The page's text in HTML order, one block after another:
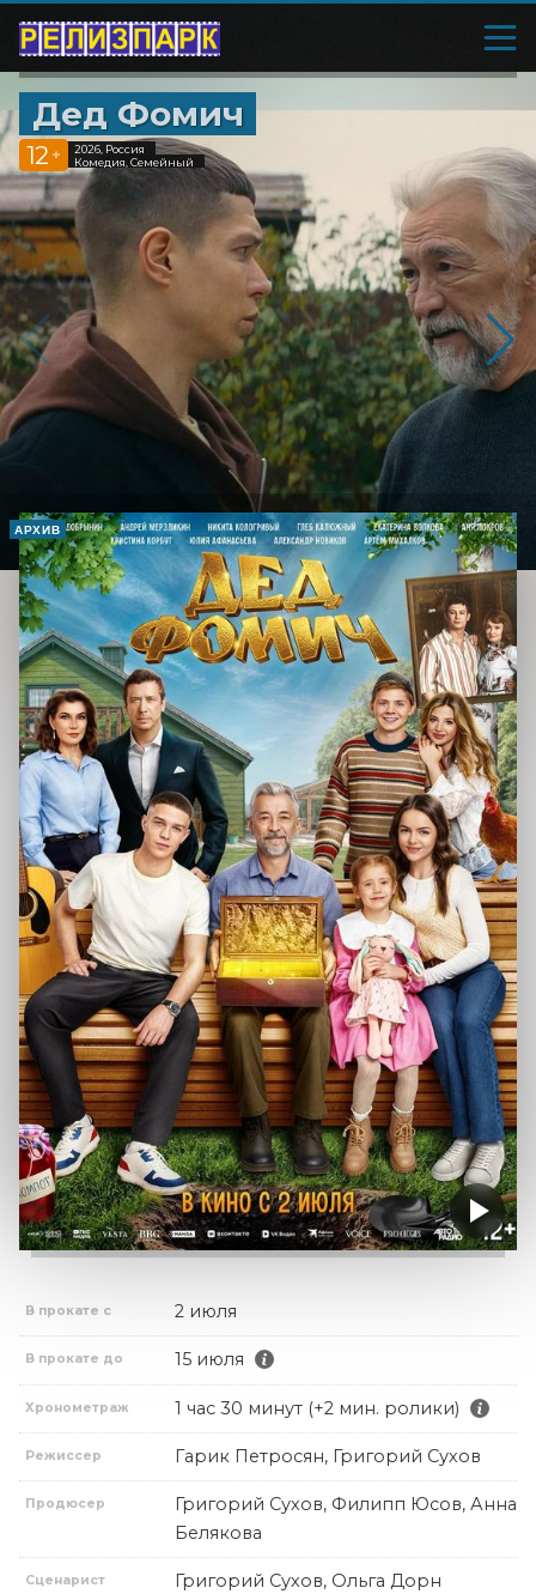
Дед Фомич
12 +
2026, Россия
Комедия, Семейный
АРХИВ
В прокате с 2 июля
В прокате до 15 июля
Хронометраж 1 час 30 минут (+2 мин. ролики)
Режиссер Гарик Петросян, Григорий Сухов
Продюсер
Григорий Сухов, Филипп Юсов, Анна
Белякова
Сценарист Григорий Сухов, Ольга Дорн